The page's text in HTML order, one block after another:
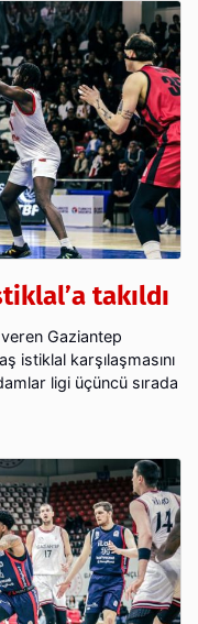
takıldı
Gaziantep
istiklal karşılaşmasını
ligi üçüncü sırada